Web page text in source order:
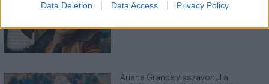
Data Deletion Data Access Privacy Policy
utálnátok a Borderlands filmet
Ariana Grande visszavonul a